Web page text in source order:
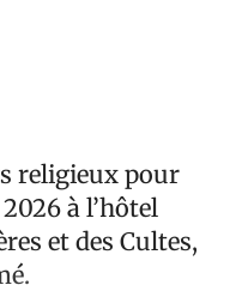
religieux pour
à l’hôtel
et des Cultes,